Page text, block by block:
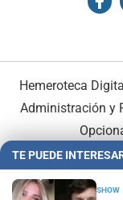
Hemeroteca
Administración y
TE PUEDE
SHOW